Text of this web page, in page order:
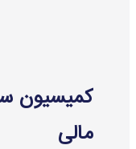
کمیسیون
مالی